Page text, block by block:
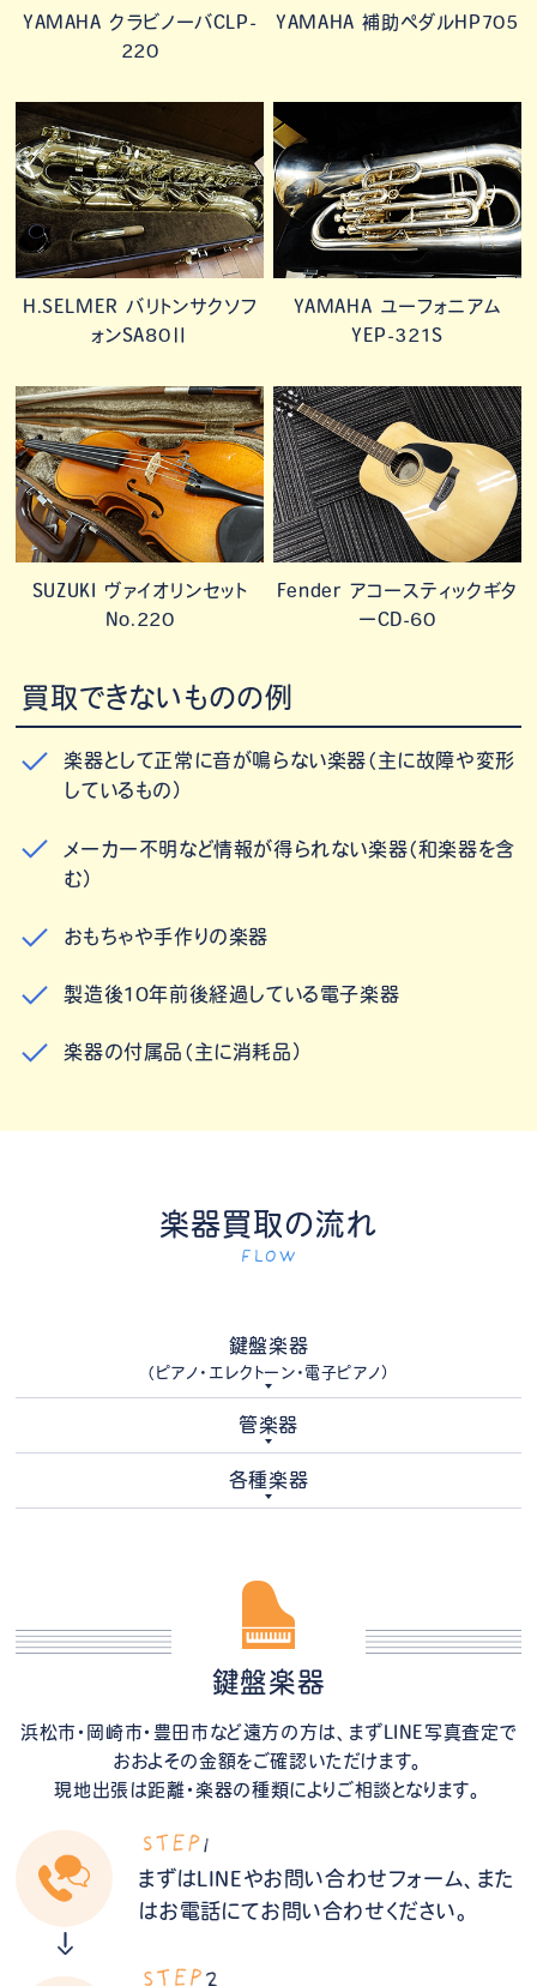
YAMAHA クラビノーバCLP-
220
YAMAHA 補助ペダルHP705
H.SELMER バリトンサクソフ
ォンSA80Ⅱ
YAMAHA ユーフォニアム
YEP-321S
SUZUKI ヴァイオリンセット
No.220
Fender アコースティックギタ
ーCD-60
買取できないものの例
楽器として正常に音が鳴らない楽器（主に故障や変形
しているもの）
メーカー不明など情報が得られない楽器（和楽器を含
む）
おもちゃや手作りの楽器
製造後10年前後経過している電子楽器
楽器の付属品（主に消耗品）
楽器買取の流れ
FLOW
鍵盤楽器
（ピアノ・エレクトーン・電子ピアノ）
管楽器
各種楽器
鍵盤楽器
浜松市・岡崎市・豊田市など遠方の方は、まずLINE写真査定で
おおよその金額をご確認いただけます。
現地出張は距離・楽器の種類によりご相談となります。
まずはLINEやお問い合わせフォーム、また
はお電話にてお問い合わせください。